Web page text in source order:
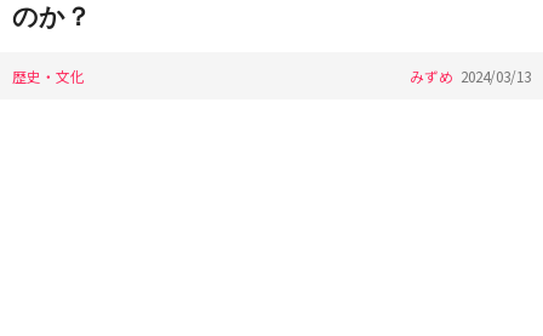
のか？
歴史・文化 みずめ 2024/03/13